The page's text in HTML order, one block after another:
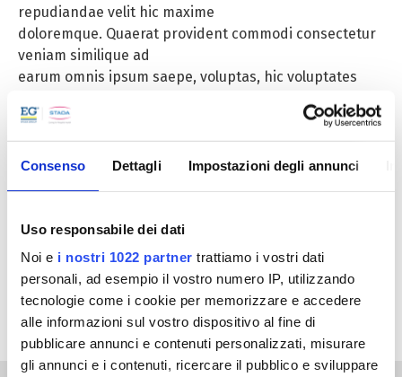
Consenso Dettagli Impostazioni degli annunci
Uso responsabile dei dati
Noi e i nostri 1022 partner trattiamo i vostri dati
personali, ad esempio il vostro numero IP, utilizzando
tecnologie come i cookie per memorizzare e accedere
alle informazioni sul vostro dispositivo al fine di
pubblicare annunci e contenuti personalizzati, misurare
gli annunci e i contenuti, ricercare il pubblico e sviluppare
repudiandae velit hic maxime
doloremque. Quaerat provident commodi consectetur
veniam similique ad
earum omnis ipsum saepe, voluptas, hic voluptates
fugiat, dolorum eligendi quam cupiditate excepturi
mollitia maiores labore
suscipit quas? Nulla, placeat. Voluptatem quaerat non
recusandae aliquam numquam
totam ratione voluptas quod exercitationem fuga.
Possimus quis earum veniam
quasi aliquam eligendi, placeat qui corporis!